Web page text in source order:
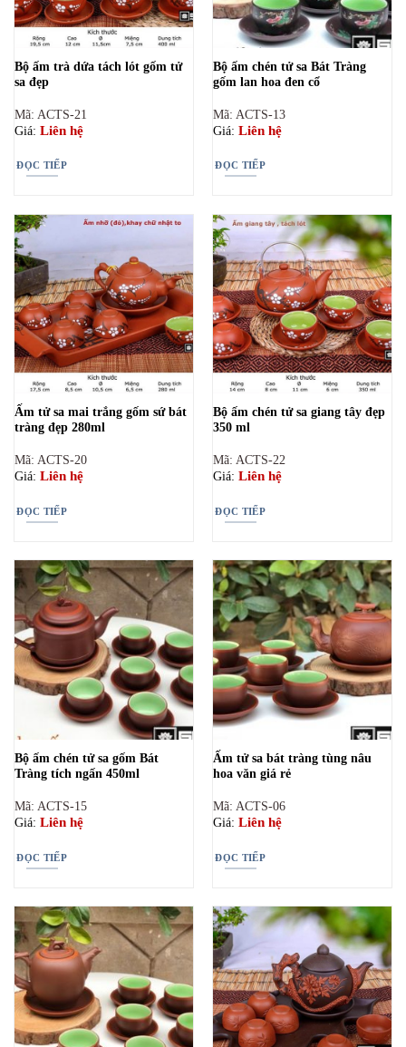
Bộ ấm trà dứa tách lót gốm tử
sa đẹp
Mã: ACTS-21
Giá: Liên hệ
ĐỌC TIẾP
Bộ ấm chén tử sa Bát Tràng
gốm lan hoa đen cổ
Mã: ACTS-13
Giá: Liên hệ
ĐỌC TIẾP
Ấm tử sa mai trắng gốm sứ bát
tràng đẹp 280ml
Mã: ACTS-20
Giá: Liên hệ
ĐỌC TIẾP
Bộ ấm chén tử sa giang tây đẹp
350 ml
Mã: ACTS-22
Giá: Liên hệ
ĐỌC TIẾP
Bộ ấm chén tử sa gốm Bát
Tràng tích ngấn 450ml
Mã: ACTS-15
Giá: Liên hệ
ĐỌC TIẾP
Ấm tử sa bát tràng tùng nâu
hoa văn giá rẻ
Mã: ACTS-06
Giá: Liên hệ
ĐỌC TIẾP